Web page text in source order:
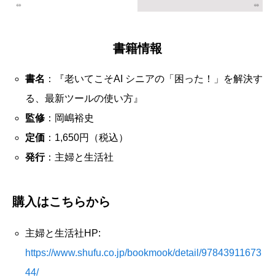
書籍情報
書名 ：『老いてこそAI シニアの「困った！」を解決す
る、最新ツールの使い方』
監修：岡嶋裕史
定価：1,650円（税込）
発行：主婦と生活社
購入はこちらから
主婦と生活社HP:
https://www.shufu.co.jp/bookmook/detail/97843911673
44/